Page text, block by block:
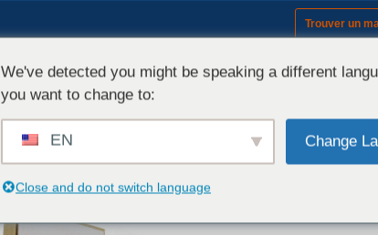
Trouver un
Matériel
We've detected you might be speaking a different
you want to change to:
EN Change
Close and do not switch language